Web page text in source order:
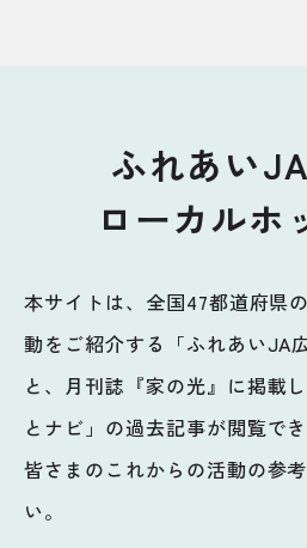
ふれあい
ローカルホ
本サイトは、全国47都道府県
動をご紹介する「ふれあいJA
と、月刊誌『家の光』に掲載
とナビ」の過去記事が閲覧で
皆さまのこれからの活動の参
い。